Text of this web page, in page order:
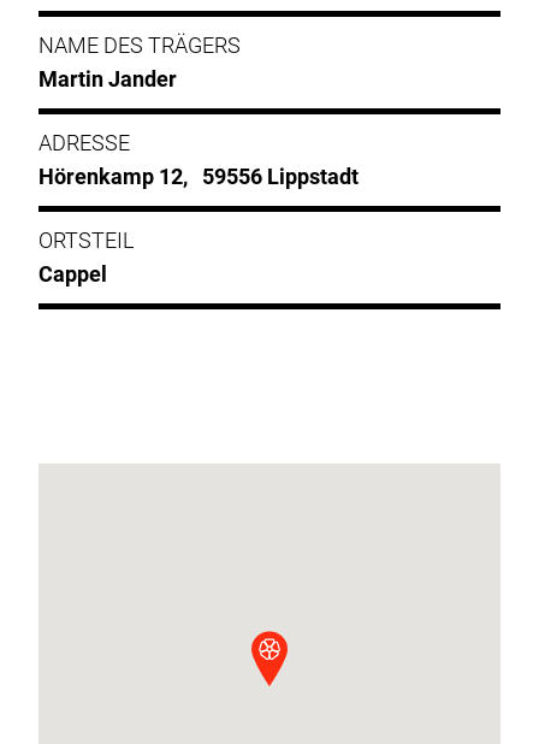
NAME DES TRÄGERS
Martin Jander
ADRESSE
Hörenkamp 12, 59556 Lippstadt
ORTSTEIL
Cappel